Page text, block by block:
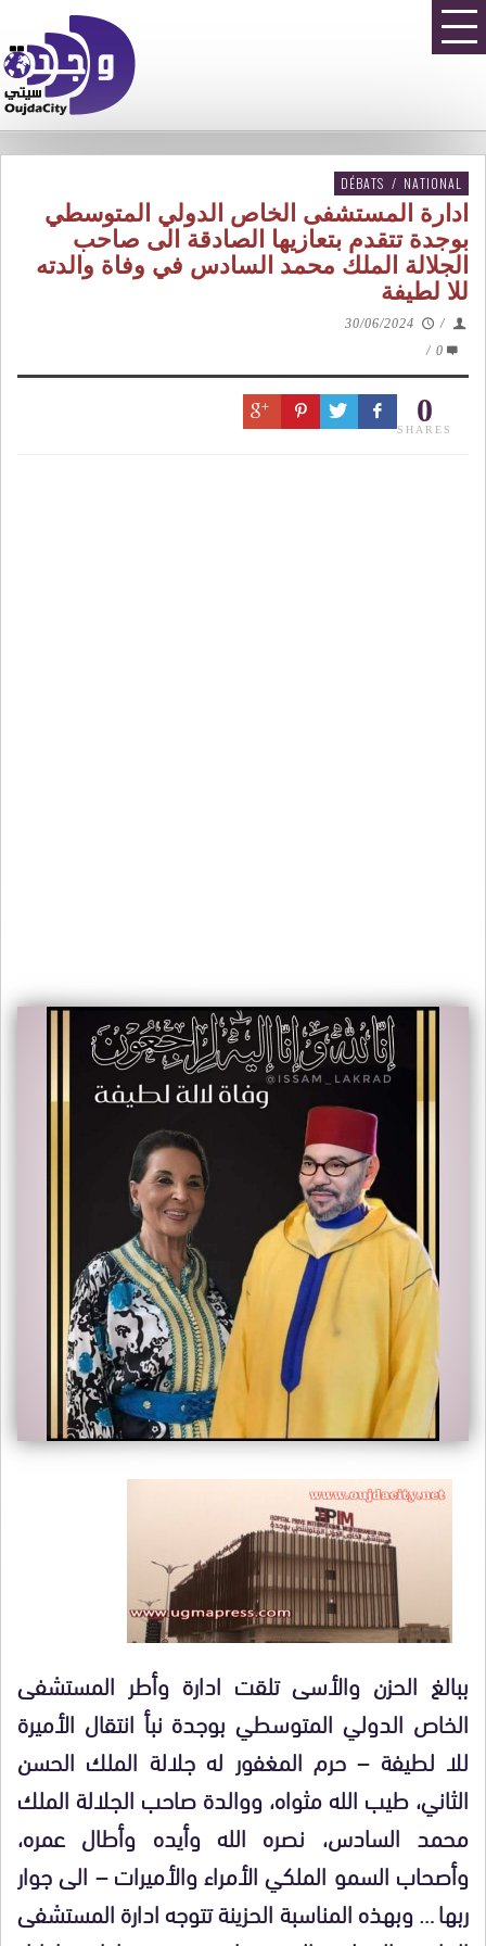
DÉBATS / NATIONAL
ادارة المستشفى الخاص الدولي المتوسطي
بوجدة تتقدم بتعازيها الصادقة الى صاحب
الجلالة الملك محمد السادس في وفاة والدته
للا لطيفة
/
30/06/2024
0
/
0
SHARES
ببالغ الحزن والأسى تلقت ادارة وأطر المستشفى
الخاص الدولي المتوسطي بوجدة نبأ انتقال الأميرة
للا لطيفة – حرم المغفور له جلالة الملك الحسن
الثاني، طيب الله مثواه، ووالدة صاحب الجلالة الملك
محمد السادس، نصره الله وأيده وأطال عمره،
وأصحاب السمو الملكي الأمراء والأميرات – الى جوار
ربها … وبهذه المناسبة الحزينة تتوجه ادارة المستشفى